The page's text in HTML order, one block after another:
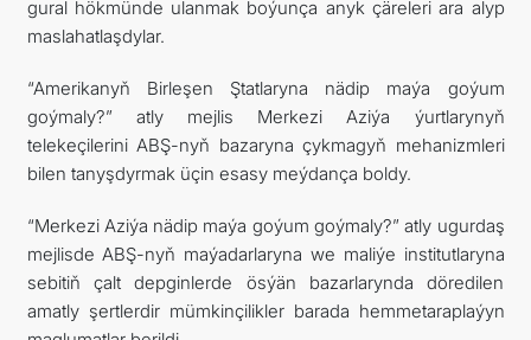
gural hökmünde ulanmak boýunça anyk çäreleri ara alyp
maslahatlaşdylar.
“Amerikanyň Birleşen Ştatlaryna nädip maýa goýum
goýmaly?” atly mejlis Merkezi Aziýa ýurtlarynyň
telekeçilerini ABŞ-nyň bazaryna çykmagyň mehanizmleri
bilen tanyşdyrmak üçin esasy meýdança boldy.
“Merkezi Aziýa nädip maýa goýum goýmaly?” atly ugurdaş
mejlisde ABŞ-nyň maýadarlaryna we maliýe institutlaryna
sebitiň çalt depginlerde ösýän bazarlarynda döredilen
amatly şertlerdir mümkinçilikler barada hemmetaraplaýyn